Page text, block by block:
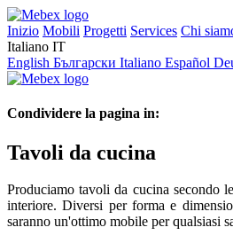
Inizio Mobili Progetti Services Chi
Italiano IT
English Български Italiano Español
Condividere la pagina in:
Tavoli da cucina
Produciamo tavoli da cucina secondo
interiore. Diversi per forma e
saranno un'ottimo mobile per qualsiasi